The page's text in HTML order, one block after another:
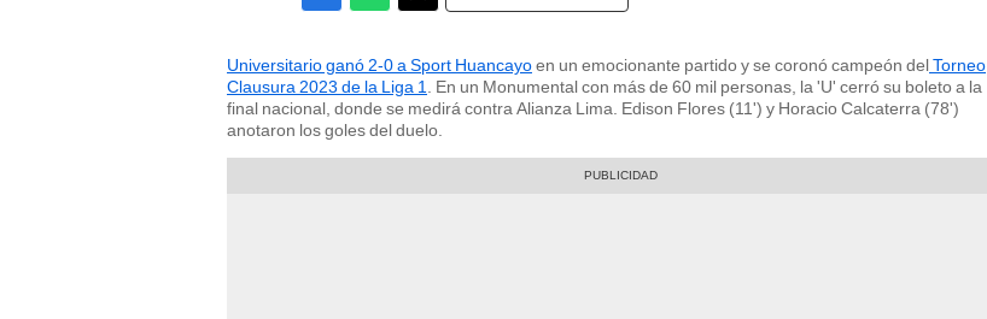
Universitario ganó 2-0 a Sport Huancayoen un emocionante partido y se coronó campeón delTorneo
Clausura 2023 de la Liga 1. En un Monumental con más de 60 mil personas, la 'U' cerró su boleto a la
final nacional, donde se medirá contra Alianza Lima. Edison Flores (11') y Horacio Calcaterra (78')
anotaron los goles del duelo.